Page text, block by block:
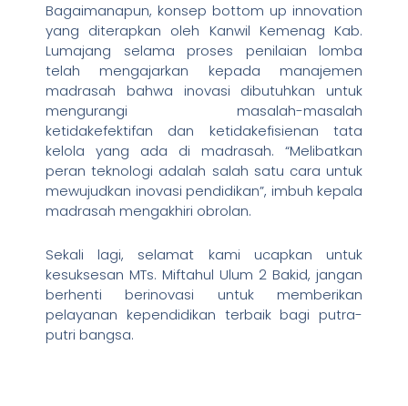
Bagaimanapun, konsep bottom up innovation
yang diterapkan oleh Kanwil Kemenag Kab.
Lumajang selama proses penilaian lomba
telah mengajarkan kepada manajemen
madrasah bahwa inovasi dibutuhkan untuk
mengurangi masalah-masalah
ketidakefektifan dan ketidakefisienan tata
kelola yang ada di madrasah. “Melibatkan
peran teknologi adalah salah satu cara untuk
mewujudkan inovasi pendidikan”, imbuh kepala
madrasah mengakhiri obrolan.
Sekali lagi, selamat kami ucapkan untuk
kesuksesan MTs. Miftahul Ulum 2 Bakid, jangan
berhenti berinovasi untuk memberikan
pelayanan kependidikan terbaik bagi putra-
putri bangsa.